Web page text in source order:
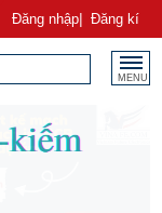
Đăng nhập| Đăng kí
MENU